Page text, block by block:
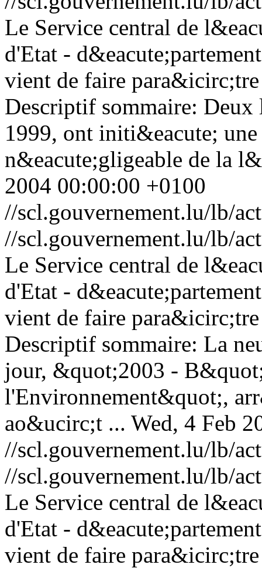
Le Service central de
d'Etat -
vient de faire
Descriptif sommaire:
1999, ont initi&eacute;
n&eacute;gligeable de la
2004 00:00:00 +0100
//scl.gouvernement.lu/lb/
//scl.gouvernement.lu/lb/
Le Service central de
d'Etat -
vient de faire
Descriptif sommaire: La
jour, &quot;2003 -
l'Environnement&quot;,
ao&ucirc;t ... Wed, 4 Feb
//scl.gouvernement.lu/lb/
//scl.gouvernement.lu/lb/
Le Service central de
d'Etat -
vient de faire